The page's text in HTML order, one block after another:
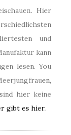
Hier
und
kann
lesen. You
hier keine
gibt es hier.